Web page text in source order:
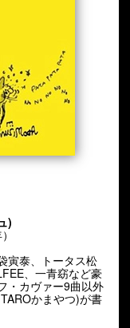
)
寅泰、トータス松
、一青窈など豪
・カヴァー9曲以外
かまやつ)が書